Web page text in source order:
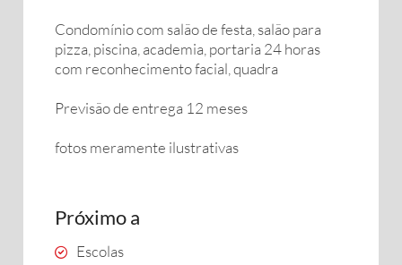
Condomínio com salão de festa, salão para
pizza, piscina, academia, portaria 24 horas
com reconhecimento facial, quadra
Previsão de entrega 12 meses
fotos meramente ilustrativas
Próximo a
Escolas